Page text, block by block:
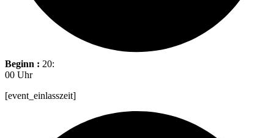
Beginn : 20:
00 Uhr
[event_einlasszeit]